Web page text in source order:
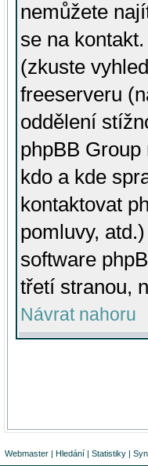
nemůžete
se na
(zkuste
freeserveru
oddělení
phpBB
kdo a kde
kontaktovat
pomluvy,
software
třetí stranou,
Návrat nahoru
Webmaster | Hledání | Statistiky |